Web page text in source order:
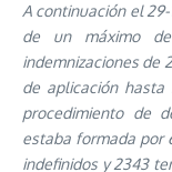
A continuación el 29-
de un máximo
indemnizaciones de
de aplicación hasta
procedimiento de
estaba formada por
indefinidos y 2343